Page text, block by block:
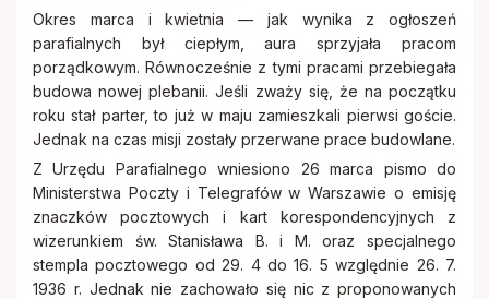
Okres marca i kwietnia — jak wynika z ogłoszeń
parafialnych był ciepłym, aura sprzyjała pracom
porządkowym. Równocześnie z tymi pracami przebiegała
budowa nowej plebanii. Jeśli zważy się, że na początku
roku stał parter, to już w maju zamieszkali pierwsi goście.
Jednak na czas misji zostały przerwane prace budowlane.
Z Urzędu Parafialnego wniesiono 26 marca pismo do
Ministerstwa Poczty i Telegrafów w Warszawie o emisję
znaczków pocztowych i kart korespondencyjnych z
wizerunkiem św. Stanisława B. i M. oraz specjalnego
stempla pocztowego od 29. 4 do 16. 5 względnie 26. 7.
1936 r. Jednak nie zachowało się nic z proponowanych